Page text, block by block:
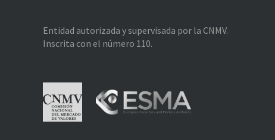
Entidad autorizada y supervisada por la CNMV.
Inscrita con el número 110.